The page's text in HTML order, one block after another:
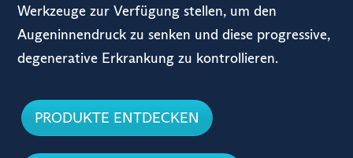
Werkzeuge zur Verfügung stellen, um den
Augeninnendruck zu senken und diese progressive,
degenerative Erkrankung zu kontrollieren.
PRODUKTE ENTDECKEN